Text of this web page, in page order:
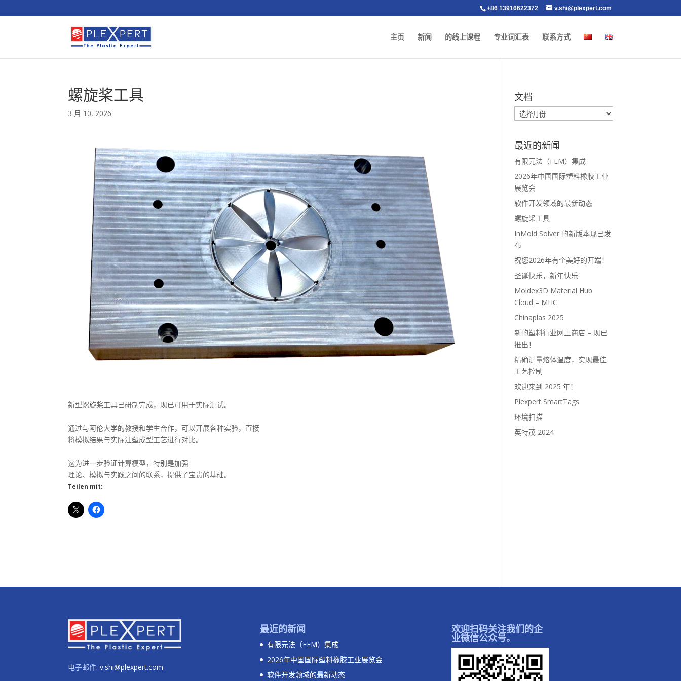
+86 13916622372 v.shi@plexpert.com
主页 新闻 的线上课程 专业词汇表 联系方式
螺旋桨工具
3 月 10, 2026
新型螺旋桨工具已研制完成，现已可用于实际测试。
通过与阿伦大学的教授和学生合作，可以开展各种实验，直接
将模拟结果与实际注塑成型工艺进行对比。
这为进一步验证计算模型，特别是加强
理论、模拟与实践之间的联系，提供了宝贵的基础。
Teilen mit:
文档
最近的新闻
有限元法（FEM）集成
2026年中国国际塑料橡胶工业
展览会
软件开发领域的最新动态
螺旋桨工具
InMold Solver 的新版本现已发
布
祝您2026年有个美好的开端！
圣诞快乐，新年快乐
Moldex3D Material Hub
Cloud – MHC
Chinaplas 2025
新的塑料行业网上商店 – 现已
推出！
精确测量熔体温度，实现最佳
工艺控制
欢迎来到 2025 年！
Plexpert SmartTags
环境扫描
英特茂 2024
电子邮件:v.shi@plexpert.com
最近的新闻
有限元法（FEM）集成
2026年中国国际塑料橡胶工业展览会
软件开发领域的最新动态
欢迎扫码关注我们的企
业微信公众号。